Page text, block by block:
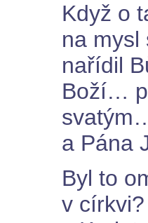
Když o
na mysl
nařídil
Boží…
a Pána
Byl to
v